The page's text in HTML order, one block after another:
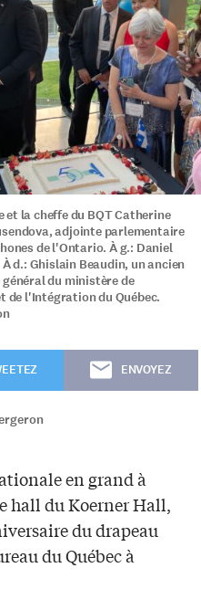
la cheffe du BQT Catherine
adjointe parlementaire
de l'Ontario. À g.: Daniel
d.: Ghislain Beaudin, un ancien
du ministère de
l'Intégration du Québec.
ENVOYEZ
en grand à
hall du Koerner Hall,
du drapeau
du Québec à